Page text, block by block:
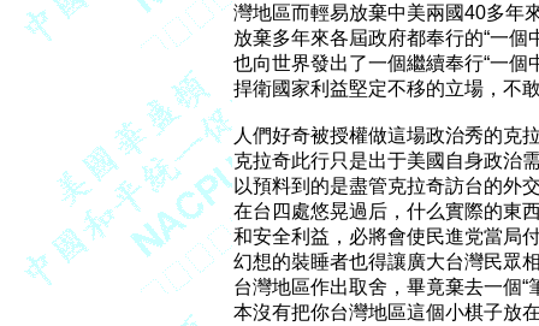
灣地區而輕易放棄中美兩國40多年
放棄多年來各屆政府都奉行的“一個
也向世界發出了一個繼續奉行“一個
捍衛國家利益堅定不移的立場，不
人們好奇被授權做這場政治秀的克
克拉奇此行只是出于美國自身政治
以預料到的是盡管克拉奇訪台的外
在台四處悠晃過后，什么實際的東
和安全利益，必將會使民進党當局
幻想的裝睡者也得讓廣大台灣民眾
台灣地區作出取舍，畢竟棄去一個
本沒有把你台灣地區這個小棋子放